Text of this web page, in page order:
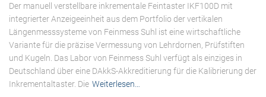
Der manuell verstellbare inkrementale Feintaster IKF100D mit
integrierter Anzeigeeinheit aus dem Portfolio der vertikalen
Längenmesssysteme von Feinmess Suhl ist eine wirtschaftliche
Variante für die präzise Vermessung von Lehrdornen, Prüfstiften
und Kugeln. Das Labor von Feinmess Suhl verfügt als einziges in
Deutschland über eine DAkkS-Akkreditierung für die Kalibrierung der
Inkrementaltaster. Die Weiterlesen…